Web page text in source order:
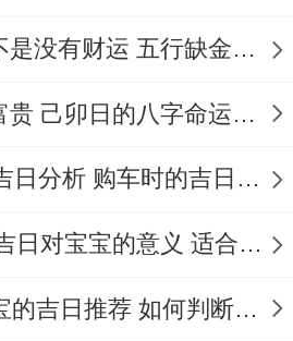
五行缺金的人是不是没有财运 五行缺金的人命运好不好
己卯日生人八字富贵 己卯日的八字命运如何
2025年买车提车吉日分析 购车时的吉日与禁忌
2024年农历12月吉日对宝宝的意义 适合龙年宝宝出生的日子有哪些
龙年12月出生宝宝的吉日推荐 如何判断吉日是否适合宝宝